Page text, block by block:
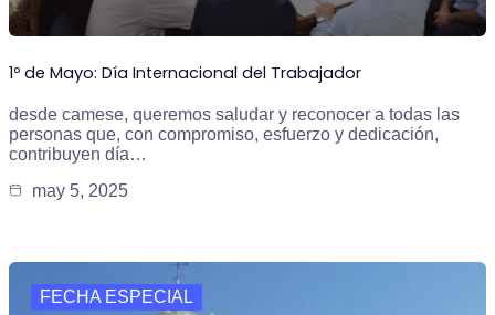
1º de Mayo: Día Internacional del Trabajador
desde camese, queremos saludar y reconocer a todas las
personas que, con compromiso, esfuerzo y dedicación,
contribuyen día…
may 5, 2025
FECHA ESPECIAL